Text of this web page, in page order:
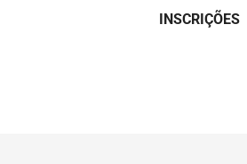
INSCRIÇÕES